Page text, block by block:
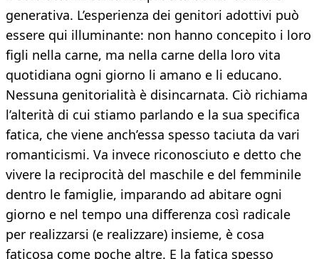
generativa. L’esperienza dei genitori adottivi può
essere qui illuminante: non hanno concepito i loro
figli nella carne, ma nella carne della loro vita
quotidiana ogni giorno li amano e li educano.
Nessuna genitorialità è disincarnata. Ciò richiama
l’alterità di cui stiamo parlando e la sua specifica
fatica, che viene anch’essa spesso taciuta da vari
romanticismi. Va invece riconosciuto e detto che
vivere la reciprocità del maschile e del femminile
dentro le famiglie, imparando ad abitare ogni
giorno e nel tempo una differenza così radicale
per realizzarsi (e realizzare) insieme, è cosa
faticosa come poche altre. E la fatica spesso